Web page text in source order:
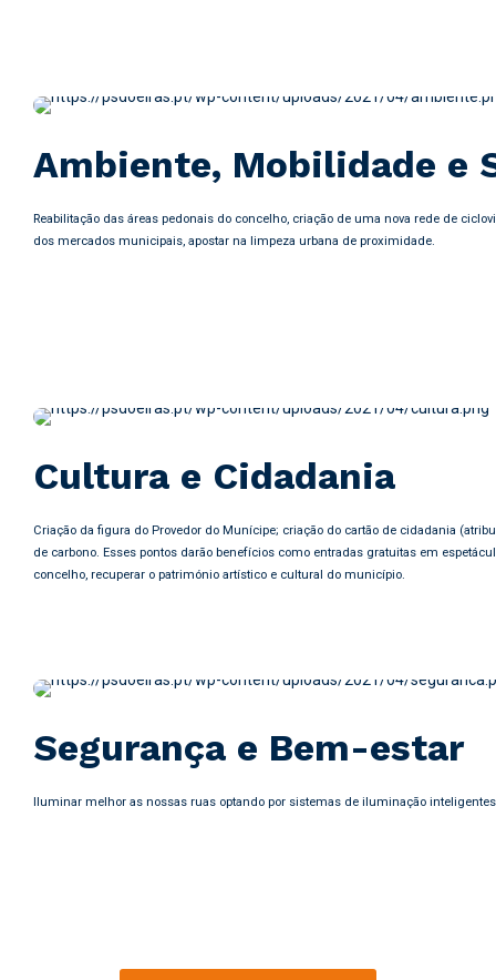
Ambiente, Mobilidade e
Reabilitação das áreas pedonais do concelho, criação de uma nova rede de
dos mercados municipais, apostar na limpeza urbana de proximidade.
Cultura e Cidadania
Criação da figura do Provedor do Munícipe; criação do cartão de cidadania
de carbono. Esses pontos darão benefícios como entradas gratuitas em
concelho, recuperar o património artístico e cultural do município.
Segurança e Bem-estar
Iluminar melhor as nossas ruas optando por sistemas de iluminação